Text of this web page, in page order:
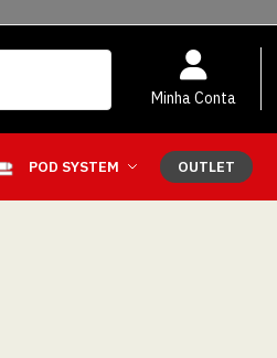
Minha Conta
POD SYSTEM OUTLET